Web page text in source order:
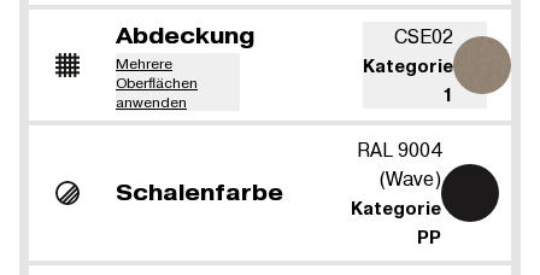
Abdeckung
Mehrere
Oberflächen
anwenden
CSE02
Kategorie
1
Schalenfarbe
RAL 9004
(Wave)
Kategorie
PP